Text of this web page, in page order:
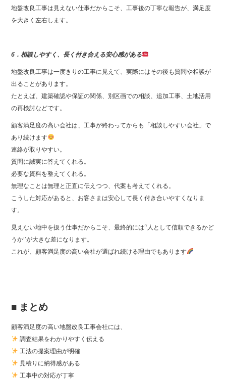
地盤改良工事は見えない仕事だからこそ、工事後の丁寧な報告が、満足度
を大きく左右します。
6．相談しやすく、長く付き合える安心感がある
地盤改良工事は一度きりの工事に見えて、実際にはその後も質問や相談が
出ることがあります。
たとえば、建築確認や保証の関係、別区画での相談、追加工事、土地活用
の再検討などです。
顧客満足度の高い会社は、工事が終わってからも「相談しやすい会社」で
あり続けます
連絡が取りやすい。
質問に誠実に答えてくれる。
必要な資料を整えてくれる。
無理なことは無理と正直に伝えつつ、代案も考えてくれる。
こうした対応があると、お客さまは安心して長く付き合いやすくなりま
す。
見えない地中を扱う仕事だからこそ、最終的には“人として信頼できるかど
うか”が大きな差になります。
これが、顧客満足度の高い会社が選ばれ続ける理由でもあります
■ まとめ
顧客満足度の高い地盤改良工事会社には、
調査結果をわかりやすく伝える
工法の提案理由が明確
見積りに納得感がある
工事中の対応が丁寧